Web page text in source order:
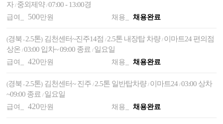
자/ 중외제약/07:00 - 13:00경
급여_ 500만원 채용_ 채용완료
(경북-2.5톤) 김천센터~진주14점/ 2.5톤 내장탑 차량/ 이마트24 편의점
상온/03:00 입차~ 09:00 종료/ 일요일
급여_420만원 채용_ 채용완료
(경북-2.5톤) 김천센터~ 진주/ 2.5톤 일반탑차량/ 이마트24/03:00 상차
~09:00 종료/ 일요일
급여_420만원 채용_ 채용완료